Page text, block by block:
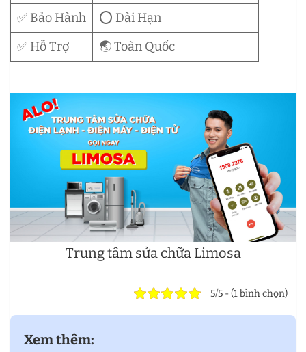
✅ Bảo Hành
⭕ Dài Hạn
✅ Hỗ Trợ
🌏 Toàn Quốc
Trung tâm sửa chữa Limosa
5/5 - (1 bình chọn)
Xem thêm: